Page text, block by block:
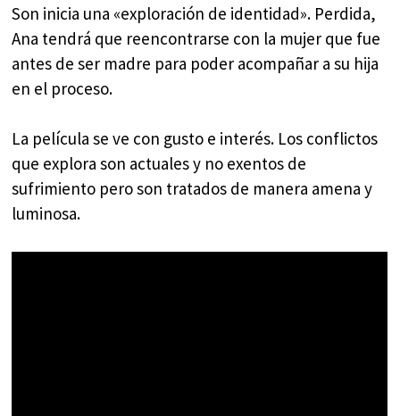
Son inicia una «exploración de identidad». Perdida,
Ana tendrá que reencontrarse con la mujer que fue
antes de ser madre para poder acompañar a su hija
en el proceso.
La película se ve con gusto e interés. Los conflictos
que explora son actuales y no exentos de
sufrimiento pero son tratados de manera amena y
luminosa.